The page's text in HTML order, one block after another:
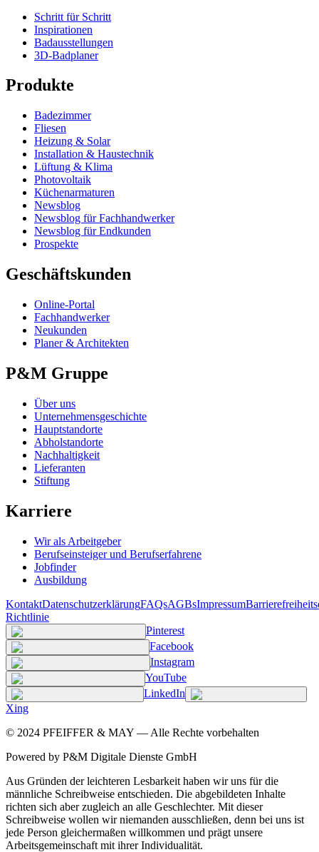
Schritt für Schritt
Inspirationen
Badausstellungen
3D-Badplaner
Produkte
Badezimmer
Fliesen
Heizung & Solar
Installation & Haustechnik
Lüftung & Klima
Photovoltaik
Küchenarmaturen
Newsblog
Newsblog für Fachhandwerker
Newsblog für Endkunden
Prospekte
Geschäftskunden
Online-Portal
Fachhandwerker
Neukunden
Planer & Architekten
P&M Gruppe
Über uns
Unternehmensgeschichte
Hauptstandorte
Abholstandorte
Nachhaltigkeit
Lieferanten
Stiftung
Karriere
Wir als Arbeitgeber
Berufseinsteiger und Berufserfahrene
Jobfinder
Ausbildung
KontaktDatenschutzerklärungFAQsAGBsImpressum
Richtlinie
Pinterest
Facebook
Instagram
YouTube
LinkedIn
Xing
© 2024 PFEIFFER & MAY — Alle Rechte vorbehalten
Powered by P&M Digitale Dienste GmbH
Aus Gründen der leichteren Lesbarkeit haben wir uns für die
männliche Schreibweise entschieden. Die abgebildeten Inhalte
richten sich aber zugleich an alle Geschlechter. Mit dieser
Schreibweise wollen wir niemanden ausschließen, denn bei uns ist
jede Person gleichermaßen willkommen und prägt unsere
Arbeitsgemeinschaft mit ihrer Individualität.